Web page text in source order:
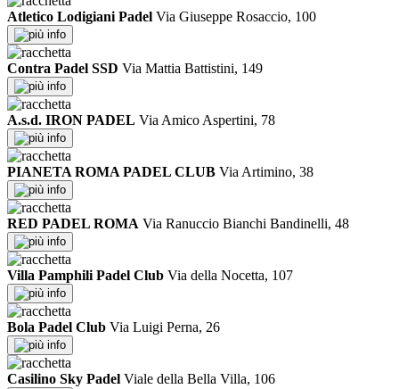
Atletico Lodigiani Padel Via Giuseppe Rosaccio, 100
info
Contra Padel SSD Via Mattia Battistini, 149
info
A.s.d. IRON PADEL Via Amico Aspertini, 78
info
PIANETA ROMA PADEL CLUB Via Artimino, 38
info
RED PADEL ROMA Via Ranuccio Bianchi Bandinelli, 48
info
Villa Pamphili Padel Club Via della Nocetta, 107
info
Bola Padel Club Via Luigi Perna, 26
info
Casilino Sky Padel Viale della Bella Villa, 106